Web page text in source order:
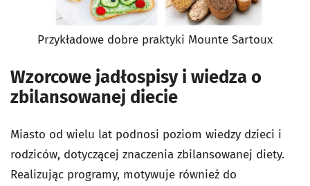
Przykładowe dobre praktyki Mounte Sartoux
Wzorcowe jadłospisy i wiedza o
zbilansowanej diecie
Miasto od wielu lat podnosi poziom wiedzy dzieci i
rodziców, dotyczącej znaczenia zbilansowanej diety.
Realizując programy, motywuje również do